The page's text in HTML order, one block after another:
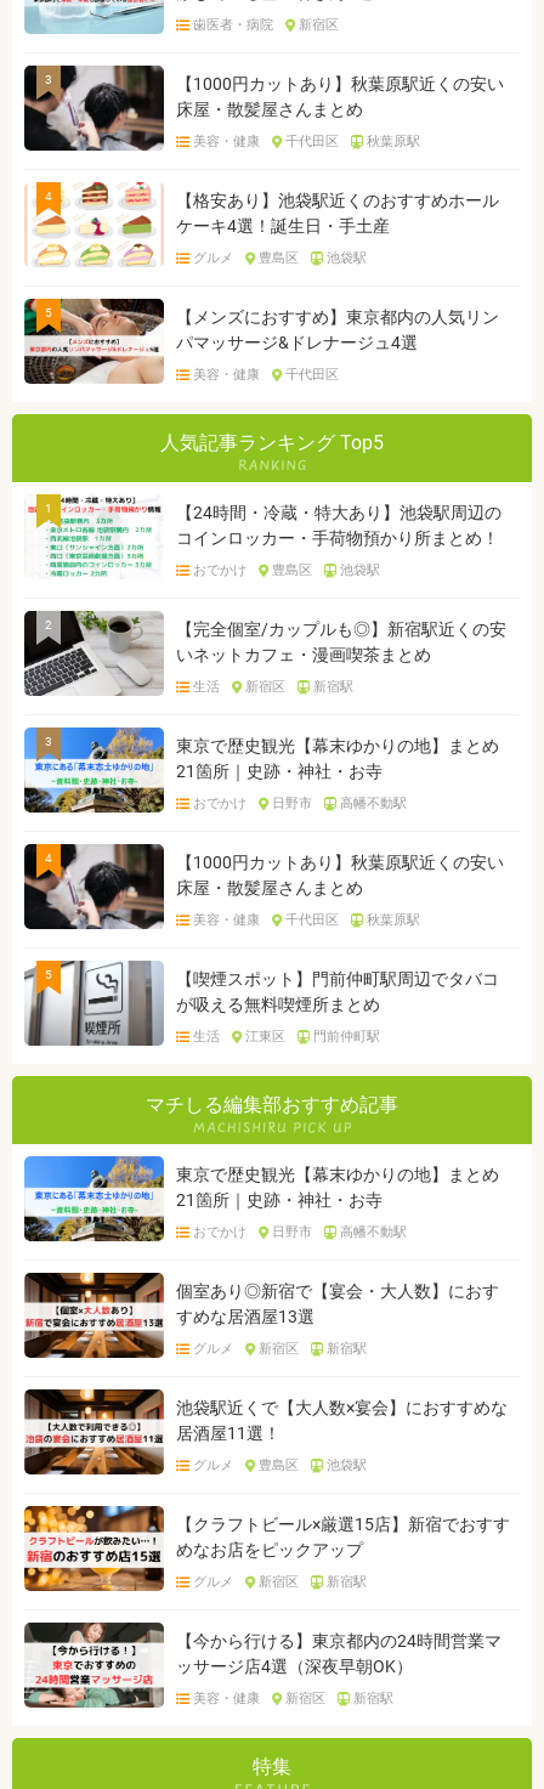
歯医者・病院 新宿区
3
【1000円カットあり】秋葉原駅近くの安い
床屋・散髪屋さんまとめ
美容・健康 千代田区 秋葉原駅
4
【格安あり】池袋駅近くのおすすめホール
ケーキ4選！誕生日・手土産
グルメ 豊島区 池袋駅
5
【メンズにおすすめ】東京都内の人気リン
パマッサージ&ドレナージュ4選
美容・健康 千代田区
人気記事ランキング Top5
1
【24時間・冷蔵・特大あり】池袋駅周辺の
コインロッカー・手荷物預かり所まとめ！
おでかけ 豊島区 池袋駅
2
【完全個室/カップルも◎】新宿駅近くの安
いネットカフェ・漫画喫茶まとめ
生活 新宿区 新宿駅
3
東京で歴史観光【幕末ゆかりの地】まとめ
21箇所｜史跡・神社・お寺
おでかけ 日野市 高幡不動駅
4
【1000円カットあり】秋葉原駅近くの安い
床屋・散髪屋さんまとめ
美容・健康 千代田区 秋葉原駅
5
【喫煙スポット】門前仲町駅周辺でタバコ
が吸える無料喫煙所まとめ
生活 江東区 門前仲町駅
マチしる編集部おすすめ記事
東京で歴史観光【幕末ゆかりの地】まとめ
21箇所｜史跡・神社・お寺
おでかけ 日野市 高幡不動駅
個室あり◎新宿で【宴会・大人数】におす
すめな居酒屋13選
グルメ 新宿区 新宿駅
池袋駅近くで【大人数×宴会】におすすめな
居酒屋11選！
グルメ 豊島区 池袋駅
【クラフトビール×厳選15店】新宿でおすす
めなお店をピックアップ
グルメ 新宿区 新宿駅
【今から行ける】東京都内の24時間営業マ
ッサージ店4選（深夜早朝OK）
美容・健康 新宿区 新宿駅
特集